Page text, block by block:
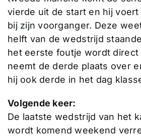
vierde uit de start en hij
bij zijn voorganger. Deze
helft van de wedstrijd
het eerste foutje wordt direct
neemt de derde plaats over
hij ook derde in het dag
Volgende keer:
De laatste wedstrijd van het
wordt komend weekend